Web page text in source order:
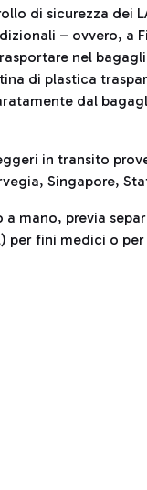
di sicurezza dei
– ovvero, a
nel
di plastica
dal
in transito
Singapore,
mano, previa
per fini medici o